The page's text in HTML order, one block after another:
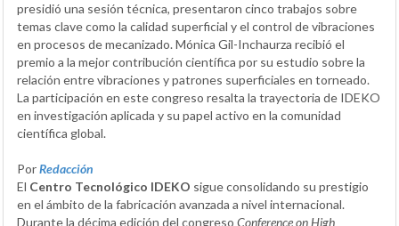
presidió una sesión técnica, presentaron cinco trabajos sobre
temas clave como la calidad superficial y el control de vibraciones
en procesos de mecanizado. Mónica Gil-Inchaurza recibió el
premio a la mejor contribución científica por su estudio sobre la
relación entre vibraciones y patrones superficiales en torneado.
La participación en este congreso resalta la trayectoria de IDEKO
en investigación aplicada y su papel activo en la comunidad
científica global.
PorRedacción
El Centro Tecnológico IDEKO sigue consolidando su prestigio
en el ámbito de la fabricación avanzada a nivel internacional.
Durante la décima edición del congreso Conference on High